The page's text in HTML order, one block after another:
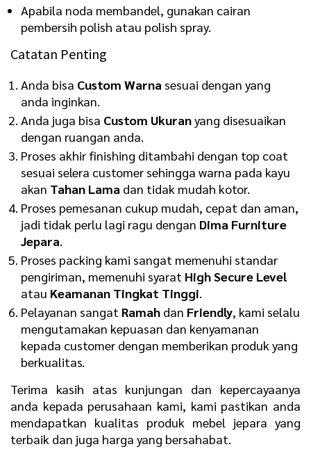
Apabila noda membandel, gunakan cairan
pembersih polish atau polish spray.
Catatan Penting
Anda bisa Custom Warna sesuai dengan yang
anda inginkan.
Anda juga bisa Custom Ukuranyang disesuaikan
dengan ruangan anda.
Proses akhir finishing ditambahi dengan top coat
sesuai selera customer sehingga warna pada kayu
akan Tahan Lama dan tidak mudah kotor.
Proses pemesanan cukup mudah, cepat dan aman,
jadi tidak perlu lagi ragu dengan Dima Furniture
Jepara.
Proses packing kami sangat memenuhi standar
pengiriman, memenuhi syarat High Secure Level
atau Keamanan Tingkat Tinggi.
Pelayanan sangat Ramah dan Friendly, kami selalu
mengutamakan kepuasan dan kenyamanan
kepada customer dengan memberikan produk yang
berkualitas.
Terima kasih atas kunjungan dan kepercayaanya
anda kepada perusahaan kami, kami pastikan anda
mendapatkan kualitas produk mebel jepara yang
terbaik dan juga harga yang bersahabat.